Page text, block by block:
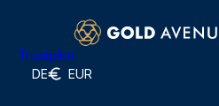
Trustpilot
DE EUR